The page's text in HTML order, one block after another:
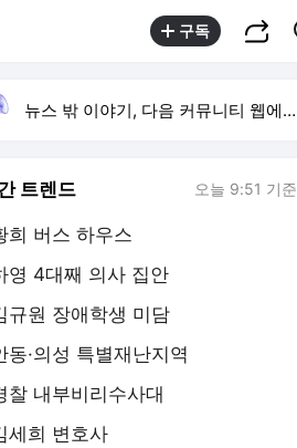
구독
뉴스 밖 이야기, 다음 커뮤니티 웹에서 보기
트렌드 오늘 9:51 기준
희 버스 하우스
영 4대째 의사 집안
규원 장애학생 미담
동·의성 특별재난지역
찰 내부비리수사대
세희 변호사